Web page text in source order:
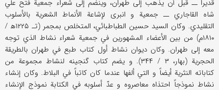
قديراً ــ قبل أن يذهب إلى طهران، وينضم إلى شعراء جمعية فتح علي
شاه القاجاري ــ جمعية و انبرى لإشاعة الأنماط الشعرية بالأسلوب
التقليدي. وكان السيد حسين الطباطبائي، المتخلص بمجمر (تـ ۱۲۲۵ه‍ /
۱۸۱۰م) من بين الأعضاء المشهورين في جمعية شعراء نشاط الذي توجه
معه إلى طهران. وكان ديوان نشاط أول كتاب طبع في طهران بالطريقة
الحجرية (بهار، ۳ / ۳۴۴). و يضم كتاب گنجينه لنشاط مجموعة من
كتاباته النثرية أيضاً و التي ألفها عندما كان كاتباً في البلاط. وكان إنشاء
نشاط نموذجاً احتذاه معاصروه و عدّ أسلوبه في الكتابة نموذج الإنشاء